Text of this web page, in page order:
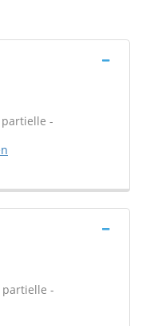
-
partielle -